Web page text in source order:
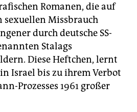
Romanen, die auf
sexuellen Missbrauch
durch deutsche SS-
Stalags
Diese Heftchen, lernt
Israel bis zu ihrem Verbot
Prozesses 1961 großer